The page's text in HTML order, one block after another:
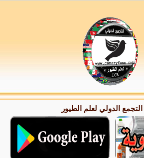
الدولي لعلم الطيور